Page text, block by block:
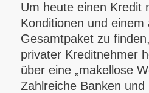
Um heute einen Kredit
Konditionen und einem
Gesamtpaket zu
privater Kreditnehmer
über eine „makellose
Zahlreiche Banken